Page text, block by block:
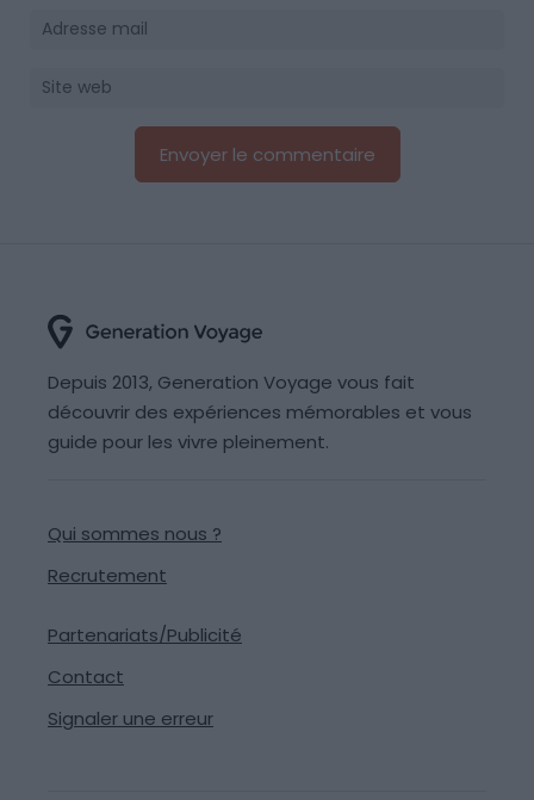
Depuis 2013, Generation Voyage vous fait
découvrir des expériences mémorables et vous
guide pour les vivre pleinement.
Qui sommes nous ?
Recrutement
Partenariats/Publicité
Contact
Signaler une erreur